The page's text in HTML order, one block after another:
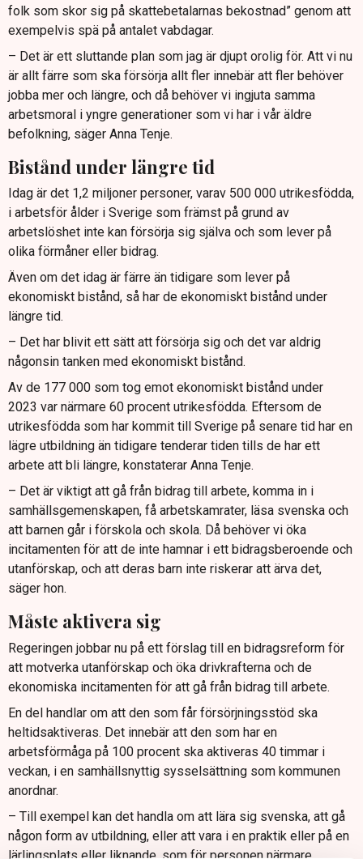
folk som skor sig på skattebetalarnas bekostnad” genom att
exempelvis spä på antalet vabdagar.
– Det är ett sluttande plan som jag är djupt orolig för. Att vi nu
är allt färre som ska försörja allt fler innebär att fler behöver
jobba mer och längre, och då behöver vi ingjuta samma
arbetsmoral i yngre generationer som vi har i vår äldre
befolkning, säger Anna Tenje.
Bistånd under längre tid
Idag är det 1,2 miljoner personer, varav 500 000 utrikesfödda,
i arbetsför ålder i Sverige som främst på grund av
arbetslöshet inte kan försörja sig själva och som lever på
olika förmåner eller bidrag.
Även om det idag är färre än tidigare som lever på
ekonomiskt bistånd, så har de ekonomiskt bistånd under
längre tid.
– Det har blivit ett sätt att försörja sig och det var aldrig
någonsin tanken med ekonomiskt bistånd.
Av de 177 000 som tog emot ekonomiskt bistånd under
2023 var närmare 60 procent utrikesfödda. Eftersom de
utrikesfödda som har kommit till Sverige på senare tid har en
lägre utbildning än tidigare tenderar tiden tills de har ett
arbete att bli längre, konstaterar Anna Tenje.
– Det är viktigt att gå från bidrag till arbete, komma in i
samhällsgemenskapen, få arbetskamrater, läsa svenska och
att barnen går i förskola och skola. Då behöver vi öka
incitamenten för att de inte hamnar i ett bidragsberoende och
utanförskap, och att deras barn inte riskerar att ärva det,
säger hon.
Måste aktivera sig
Regeringen jobbar nu på ett förslag till en bidragsreform för
att motverka utanförskap och öka drivkrafterna och de
ekonomiska incitamenten för att gå från bidrag till arbete.
En del handlar om att den som får försörjningsstöd ska
heltidsaktiveras. Det innebär att den som har en
arbetsförmåga på 100 procent ska aktiveras 40 timmar i
veckan, i en samhällsnyttig sysselsättning som kommunen
anordnar.
– Till exempel kan det handla om att lära sig svenska, att gå
någon form av utbildning, eller att vara i en praktik eller på en
lärlingsplats eller liknande, som för personen närmare